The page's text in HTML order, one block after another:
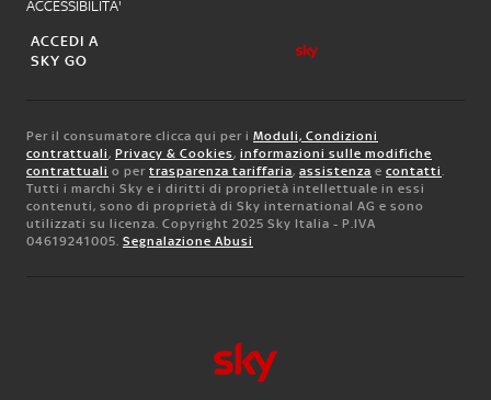
ACCESSIBILITA'
ACCEDI A
SKY GO
Per il consumatore clicca qui per i Moduli, Condizioni
contrattuali, Privacy & Cookies, informazioni sulle modifiche
contrattuali o per trasparenza tariffaria, assistenza e contatti.
Tutti i marchi Sky e i diritti di proprietà intellettuale in essi
contenuti, sono di proprietà di Sky international AG e sono
utilizzati su licenza. Copyright 2025 Sky Italia - P.IVA
04619241005. Segnalazione Abusi